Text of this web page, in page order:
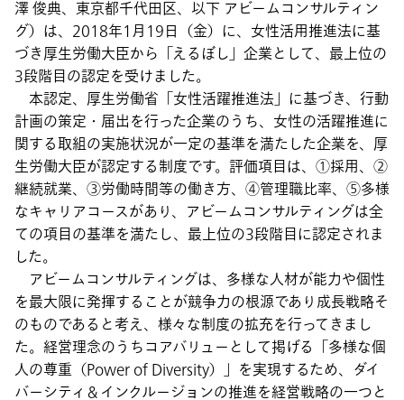
澤 俊典、東京都千代田区、以下 アビームコンサルティン
グ）は、2018年1月19日（金）に、女性活用推進法に基
づき厚生労働大臣から「えるぼし」企業として、最上位の
3段階目の認定を受けました。
本認定、厚生労働省「女性活躍推進法」に基づき、行動
計画の策定・届出を行った企業のうち、女性の活躍推進に
関する取組の実施状況が一定の基準を満たした企業を、厚
生労働大臣が認定する制度です。評価項目は、①採用、②
継続就業、③労働時間等の働き方、④管理職比率、⑤多様
なキャリアコースがあり、アビームコンサルティングは全
ての項目の基準を満たし、最上位の3段階目に認定されま
した。
アビームコンサルティングは、多様な人材が能力や個性
を最大限に発揮することが競争力の根源であり成長戦略そ
のものであると考え、様々な制度の拡充を行ってきまし
た。経営理念のうちコアバリューとして掲げる「多様な個
人の尊重（Power of Diversity）」を実現するため、ダイ
バーシティ＆インクルージョンの推進を経営戦略の一つと